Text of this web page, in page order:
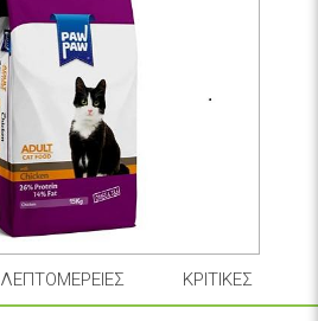
ΛΕΠΤΟΜΈΡΕΙΕΣ ΚΡΙΤΙΚΈΣ